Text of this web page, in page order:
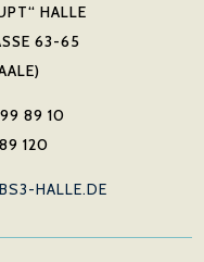
HALLE
63-65
89 10
120
HALLE.DE